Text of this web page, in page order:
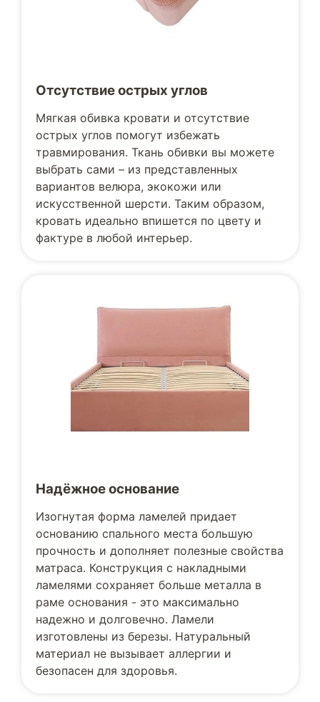
Отсутствие острых углов
Мягкая обивка кровати и отсутствие
острых углов помогут избежать
травмирования. Ткань обивки вы можете
выбрать сами – из представленных
вариантов велюра, экокожи или
искусственной шерсти. Таким образом,
кровать идеально впишется по цвету и
фактуре в любой интерьер.
Надёжное основание
Изогнутая форма ламелей придает
основанию спального места большую
прочность и дополняет полезные свойства
матраса. Конструкция с накладными
ламелями сохраняет больше металла в
раме основания - это максимально
надежно и долговечно. Ламели
изготовлены из березы. Натуральный
материал не вызывает аллергии и
безопасен для здоровья.